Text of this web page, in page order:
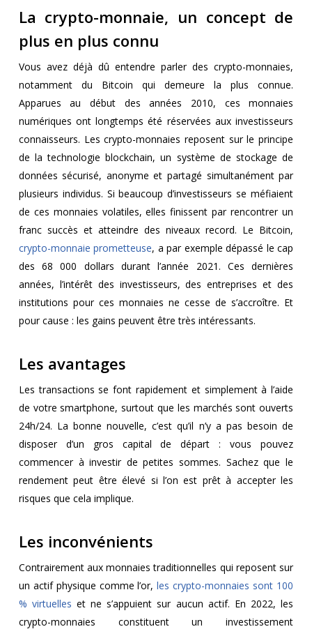
La crypto-monnaie, un concept de
plus en plus connu
Vous avez déjà dû entendre parler des crypto-monnaies,
notamment du Bitcoin qui demeure la plus connue.
Apparues au début des années 2010, ces monnaies
numériques ont longtemps été réservées aux investisseurs
connaisseurs. Les crypto-monnaies reposent sur le principe
de la technologie blockchain, un système de stockage de
données sécurisé, anonyme et partagé simultanément par
plusieurs individus. Si beaucoup d’investisseurs se méfiaient
de ces monnaies volatiles, elles finissent par rencontrer un
franc succès et atteindre des niveaux record. Le Bitcoin,
crypto-monnaie prometteuse, a par exemple dépassé le cap
des 68 000 dollars durant l’année 2021. Ces dernières
années, l’intérêt des investisseurs, des entreprises et des
institutions pour ces monnaies ne cesse de s’accroître. Et
pour cause : les gains peuvent être très intéressants.
Les avantages
Les transactions se font rapidement et simplement à l’aide
de votre smartphone, surtout que les marchés sont ouverts
24h/24. La bonne nouvelle, c’est qu’il n’y a pas besoin de
disposer d’un gros capital de départ : vous pouvez
commencer à investir de petites sommes. Sachez que le
rendement peut être élevé si l’on est prêt à accepter les
risques que cela implique.
Les inconvénients
Contrairement aux monnaies traditionnelles qui reposent sur
un actif physique comme l’or,les crypto-monnaies sont 100
% virtuelles et ne s’appuient sur aucun actif. En 2022, les
crypto-monnaies constituent un investissement